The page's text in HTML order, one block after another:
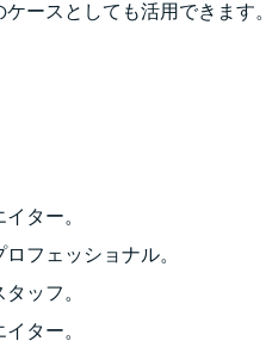
ースとしても活用できます。
ター。
フェッショナル。
ッフ。
ター。